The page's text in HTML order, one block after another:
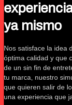
ya mismo
Nos satisface la idea
óptima calidad y que
de un sin fin de
tu marca, nuestro
que quieren salir de
una experiencia que